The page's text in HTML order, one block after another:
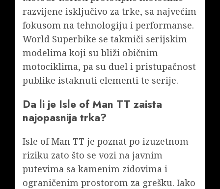
razvijene isključivo za trke, sa najvećim
fokusom na tehnologiju i performanse.
World Superbike se takmiči serijskim
modelima koji su bliži običnim
motociklima, pa su duel i pristupačnost
publike istaknuti elementi te serije.
Da li je Isle of Man TT zaista
najopasnija trka?
Isle of Man TT je poznat po izuzetnom
riziku zato što se vozi na javnim
putevima sa kamenim zidovima i
ograničenim prostorom za grešku. Iako